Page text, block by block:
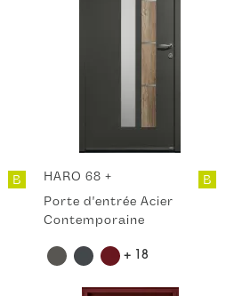
B
HARO 68 +
Porte d'entrée Acier
Contemporaine
B
+ 18